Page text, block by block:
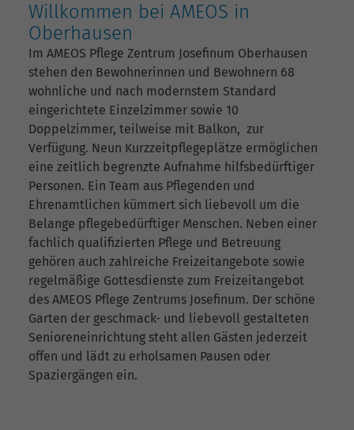
Willkommen bei AMEOS in
Oberhausen
Im AMEOS Pflege Zentrum Josefinum Oberhausen
stehen den Bewohnerinnen und Bewohnern 68
wohnliche und nach modernstem Standard
eingerichtete Einzelzimmer sowie 10
Doppelzimmer, teilweise mit Balkon, zur
Verfügung. Neun Kurzzeitpflegeplätze ermöglichen
eine zeitlich begrenzte Aufnahme hilfsbedürftiger
Personen. Ein Team aus Pflegenden und
Ehrenamtlichen kümmert sich liebevoll um die
Belange pflegebedürftiger Menschen. Neben einer
fachlich qualifizierten Pflege und Betreuung
gehören auch zahlreiche Freizeitangebote sowie
regelmäßige Gottesdienste zum Freizeitangebot
des AMEOS Pflege Zentrums Josefinum. Der schöne
Garten der geschmack- und liebevoll gestalteten
Senioreneinrichtung steht allen Gästen jederzeit
offen und lädt zu erholsamen Pausen oder
Spaziergängen ein.